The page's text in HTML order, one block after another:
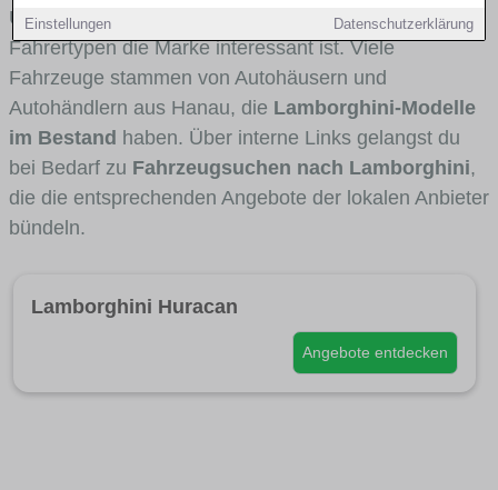
Einstellungen Datenschutzerklärung
Umlandverkehr zu sehen sind und für welche
Fahrertypen die Marke interessant ist. Viele
Fahrzeuge stammen von Autohäusern und
Autohändlern aus Hanau, die Lamborghini-Modelle
im Bestand haben. Über interne Links gelangst du
bei Bedarf zu Fahrzeugsuchen nach Lamborghini,
die die entsprechenden Angebote der lokalen Anbieter
bündeln.
Lamborghini Huracan
Angebote entdecken